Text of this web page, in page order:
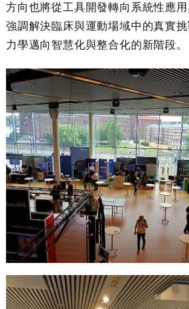
方向也將從工具開發轉向系統性應用
強調解決臨床與運動場域中的真實
力學邁向智慧化與整合化的新階段。